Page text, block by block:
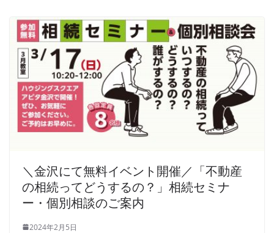
＼金沢にて無料イベント開催／「不動産
の相続ってどうするの？」相続セミナ
ー・個別相談のご案内
2024年2月5日